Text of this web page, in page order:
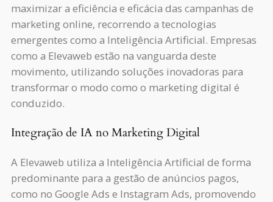
maximizar a eficiência e eficácia das campanhas de
marketing online, recorrendo a tecnologias
emergentes como a Inteligência Artificial. Empresas
como a Elevaweb estão na vanguarda deste
movimento, utilizando soluções inovadoras para
transformar o modo como o marketing digital é
conduzido.
Integração de IA no Marketing Digital
A Elevaweb utiliza a Inteligência Artificial de forma
predominante para a gestão de anúncios pagos,
como no Google Ads e Instagram Ads, promovendo